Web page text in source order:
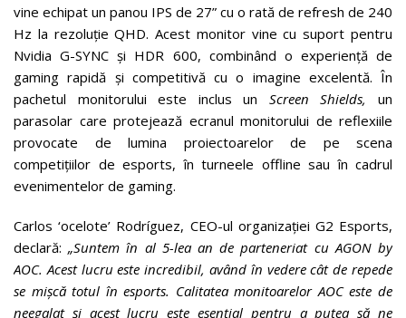
vine echipat un panou IPS de 27” cu o rată de refresh de 240
Hz la rezoluție QHD. Acest monitor vine cu suport pentru
Nvidia G-SYNC și HDR 600, combinând o experiență de
gaming rapidă și competitivă cu o imagine excelentă. În
pachetul monitorului este inclus un Screen Shields,un
parasolar care protejează ecranul monitorului de reflexiile
provocate de lumina proiectoarelor de pe scena
competițiilor de esports, în turneele offline sau în cadrul
evenimentelor de gaming.
Carlos ‘ocelote’ Rodríguez, CEO-ul organizației G2 Esports,
declară: „Suntem în al 5-lea an de parteneriat cu AGON by
AOC. Acest lucru este incredibil, având în vedere cât de repede
se mișcă totul în esports. Calitatea monitoarelor AOC este de
neegalat și acest lucru este esențial pentru a putea să ne